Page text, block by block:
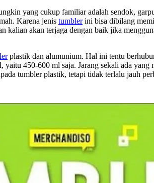
yang cukup familiar adalah sendok,
Karena jenis tumblerini bisa dibilang
akan terjaga dengan baik jika
plastik dan alumunium. Hal ini tentu
450-600 ml saja. Jarang sekali ada yang
tumbler plastik, tetapi tidak terlalu jauh